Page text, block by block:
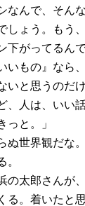
なんで、そん
しょう。もう
下がってるんで
いもの』なら
いと思うのだけ
、人は、いい
っと。」
ぬ世界観だな
。
の太郎さんが
る。着いたと